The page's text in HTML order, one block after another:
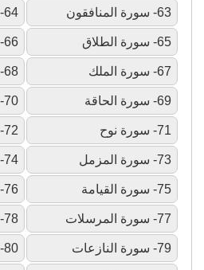
63- سورة المنافقون 64- سورة التغابن
65- سورة الطلاق 66- سورة التحريم
67- سورة الملك 68- سورة القلم
69- سورة الحاقة 70- سورة المعارج
71- سورة نوح 72- سورة الجن
73- سورة المزمل 74- سورة المدثر
75- سورة القيامة 76- سورة الإنسان
77- سورة المرسلات 78- سورة النبأ
79- سورة النازعات 80- سورة عبس